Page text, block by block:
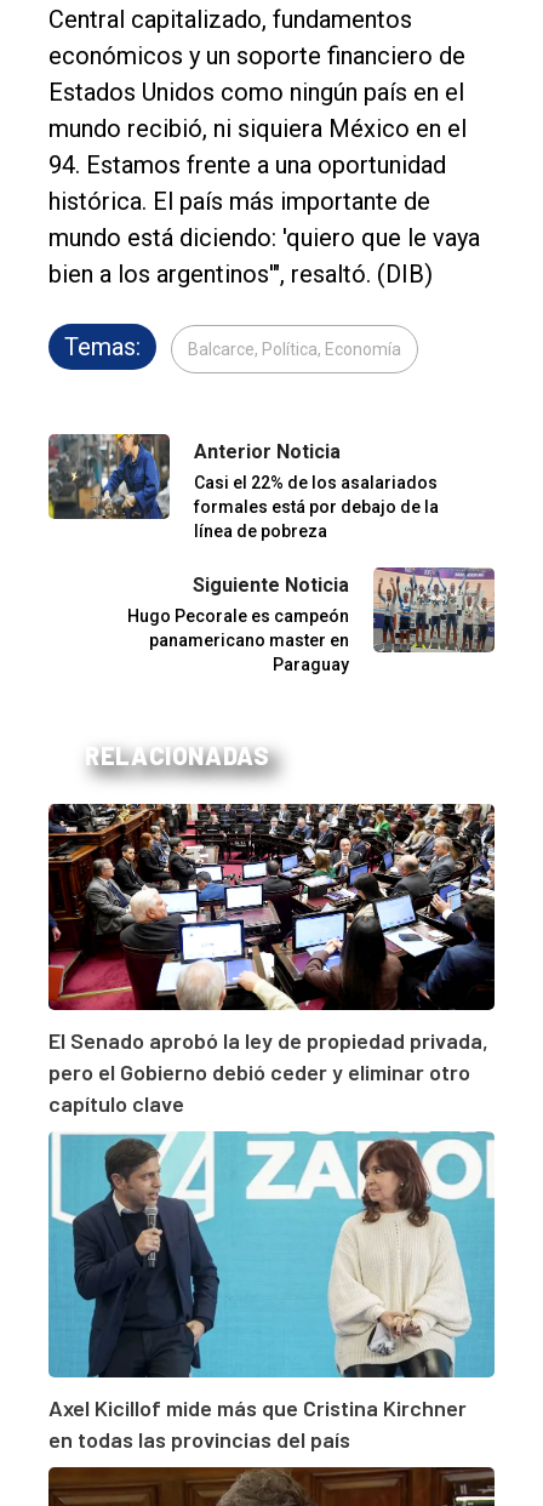
Central capitalizado, fundamentos
económicos y un soporte financiero de
Estados Unidos como ningún país en el
mundo recibió, ni siquiera México en el
94. Estamos frente a una oportunidad
histórica. El país más importante de
mundo está diciendo: 'quiero que le vaya
bien a los argentinos'", resaltó. (DIB)
Temas: Balcarce, Política, Economía
Anterior Noticia
Casi el 22% de los asalariados
formales está por debajo de la
línea de pobreza
Siguiente Noticia
Hugo Pecorale es campeón
panamericano master en
Paraguay
RELACIONADAS
El Senado aprobó la ley de propiedad privada,
pero el Gobierno debió ceder y eliminar otro
capítulo clave
Axel Kicillof mide más que Cristina Kirchner
en todas las provincias del país